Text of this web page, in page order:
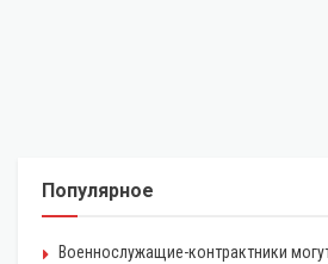
Популярное
Военнослужащие-контрактники